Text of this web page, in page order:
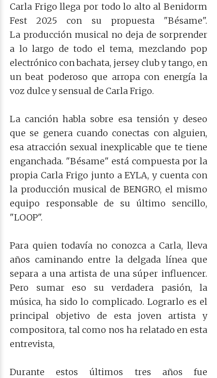
Carla Frigo llega por todo lo alto al Benidorm
Fest 2025 con su propuesta "Bésame".
La producción musical no deja de sorprender
a lo largo de todo el tema, mezclando pop
electrónico con bachata, jersey club y tango, en
un beat poderoso que arropa con energía la
voz dulce y sensual de Carla Frigo.
La canción habla sobre esa tensión y deseo
que se genera cuando conectas con alguien,
esa atracción sexual inexplicable que te tiene
enganchada. "Bésame" está compuesta por la
propia Carla Frigo junto a EYLA, y cuenta con
la producción musical de BENGRO, el mismo
equipo responsable de su último sencillo,
"LOOP".
Para quien todavía no conozca a Carla, lleva
años caminando entre la delgada línea que
separa a una artista de una súper influencer.
Pero sumar eso su verdadera pasión, la
música, ha sido lo complicado. Lograrlo es el
principal objetivo de esta joven artista y
compositora, tal como nos ha relatado en esta
entrevista,
Durante estos últimos tres años fue